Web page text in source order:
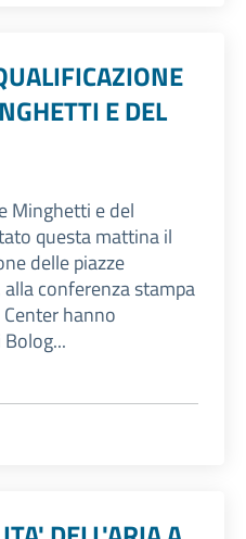
E DEL
Minghetti e del
questa mattina il
delle piazze
conferenza stampa
hanno